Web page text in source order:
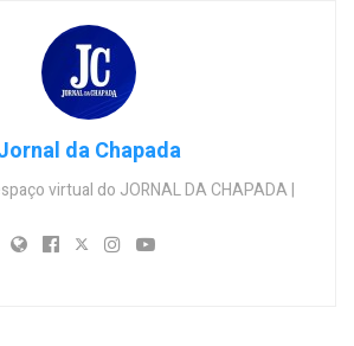
da Chapada
virtual do JORNAL DA CHAPADA |